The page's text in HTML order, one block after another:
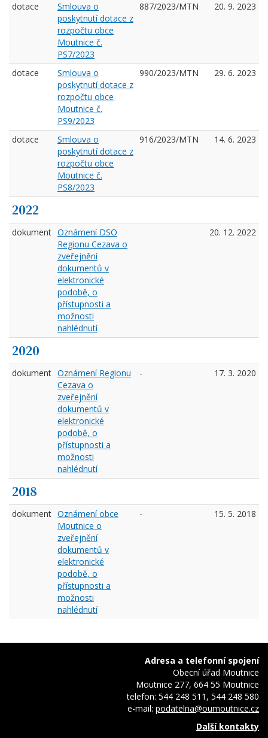
dotace
Smlouva o
poskytnutí dotace z
rozpočtu obce
Moutnice č.
PS7/2023
887/2023/MTN 20. 9. 2023
dotace
Smlouva o
poskytnutí dotace z
rozpočtu obce
Moutnice č.
PS9/2023
990/2023/MTN 29. 6. 2023
dotace
Smlouva o
poskytnutí dotace z
rozpočtu obce
Moutnice č.
PS8/2023
916/2023/MTN 14. 6. 2023
2022
dokument Oznámení DSO
Regionu Cezava o
zveřejnění
dokumentů v
elektronické
podobě, o
přístupnosti a
možnosti
nahlédnutí
20. 12. 2022
2020
dokument Oznámení Regionu
Cezava o
zveřejnění
dokumentů v
elektronické
podobě, o
přístupnosti a
možnosti
nahlédnutí
- 17. 3. 2020
2018
dokument Oznámení obce
Moutnice o
zveřejnění
dokumentů v
elektronické
podobě, o
přístupnosti a
možnosti
nahlédnutí
- 15. 5. 2018
Adresa a telefonní spojení
Obecní úřad Moutnice
Moutnice 277, 664 55 Moutnice
telefon: 544 248 511, 544 248 580
e-mail: podatelna@oumoutnice.cz
Další kontakty